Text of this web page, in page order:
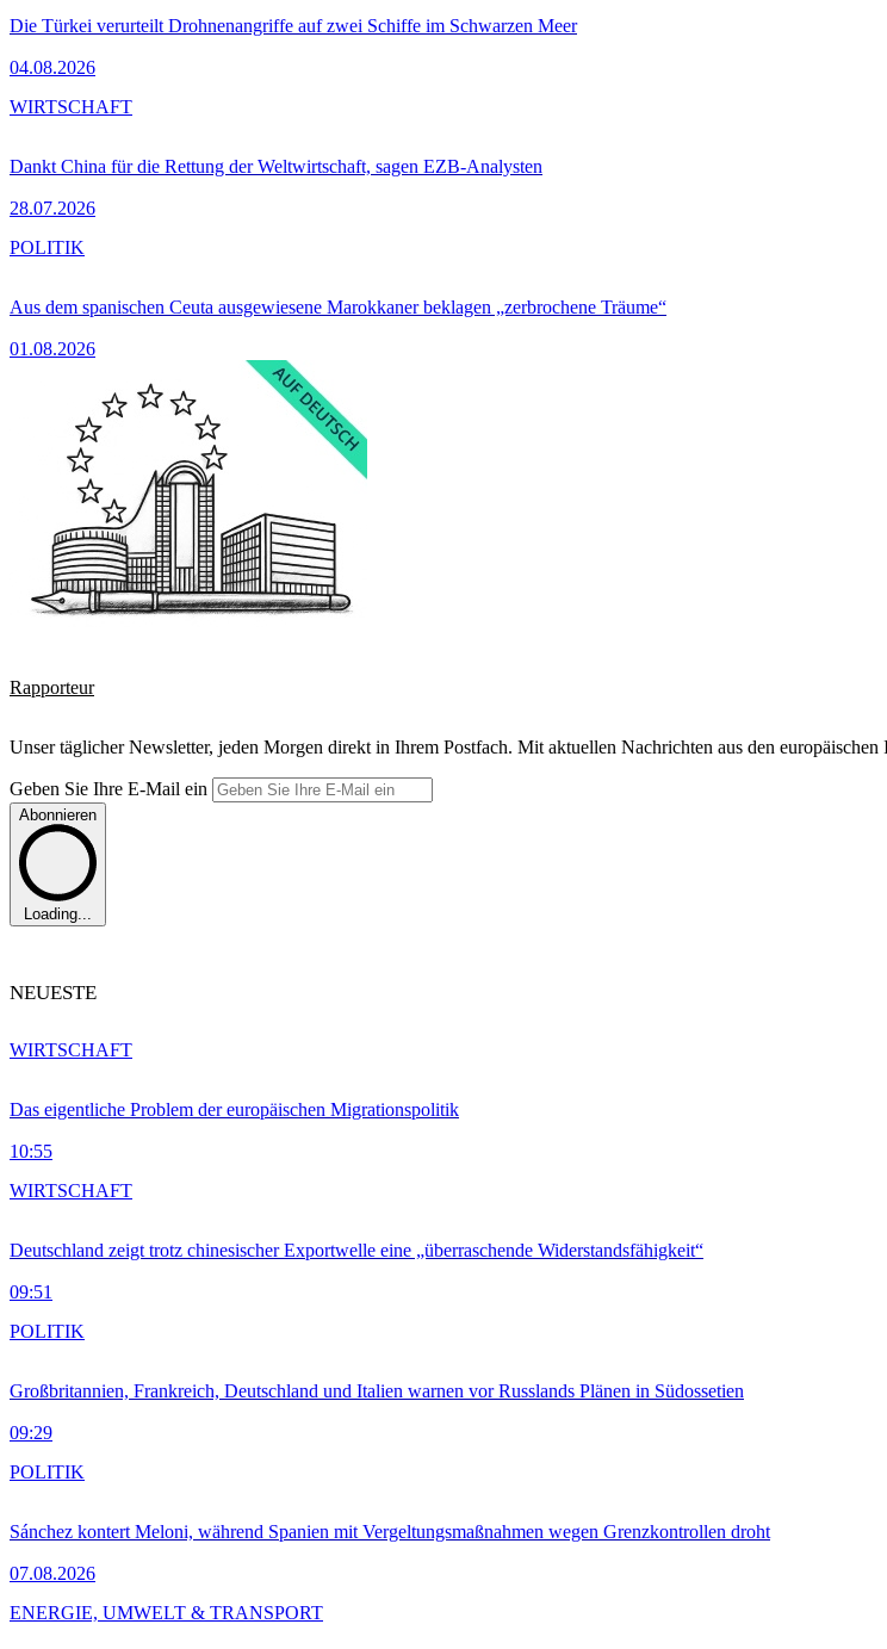
Die Türkei verurteilt Drohnenangriffe auf zwei Schiffe im Schwarzen Meer
04.08.2026
Dankt China für die Rettung der Weltwirtschaft, sagen EZB-Analysten
28.07.2026
WIRTSCHAFT
Aus dem spanischen Ceuta ausgewiesene Marokkaner beklagen „zerbrochene Träume“
01.08.2026
POLITIK
Rapporteur
Unser täglicher Newsletter, jeden Morgen direkt in Ihrem Postfach. Mit aktuellen Nachrichten aus den
Geben Sie Ihre E-Mail ein
Abonnieren
Loading...
NEUESTE
Das eigentliche Problem der europäischen Migrationspolitik
10:55
WIRTSCHAFT
Deutschland zeigt trotz chinesischer Exportwelle eine „überraschende Widerstandsfähigkeit“
09:51
WIRTSCHAFT
Großbritannien, Frankreich, Deutschland und Italien warnen vor Russlands Plänen in Südossetien
09:29
POLITIK
Sánchez kontert Meloni, während Spanien mit Vergeltungsmaßnahmen wegen Grenzkontrollen droht
07.08.2026
POLITIK
ENERGIE, UMWELT & TRANSPORT